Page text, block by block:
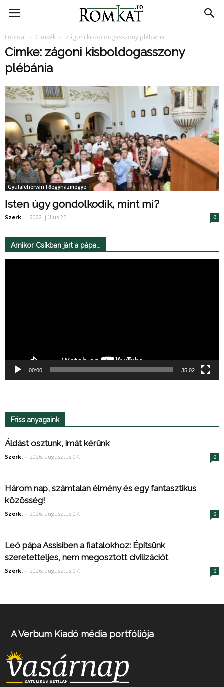
RomKat.ro
Főoldal Cimkék Zágoni kisboldogasszony plébánia
Cimke: zágoni kisboldogasszony
plébánia
Gyulafehérvári Főegyházmegye
Isten úgy gondolkodik, mint mi?
Szerk. - 2022. július 25. 0
Amikor Csíkban járt a pápa…
00:00 35:02
Friss anyagaink
Áldást osztunk, imát kérünk
Szerk. - 2026. augusztus 07. 0
Három nap, számtalan élmény és egy fantasztikus
közösség!
Szerk. - 2026. augusztus 07. 0
Leó pápa Assisiben a fiatalokhoz: Építsünk
szeretetteljes, nem megosztott civilizációt
Szerk. - 2026. augusztus 07. 0
A Verbum Kiadó média portfóliója